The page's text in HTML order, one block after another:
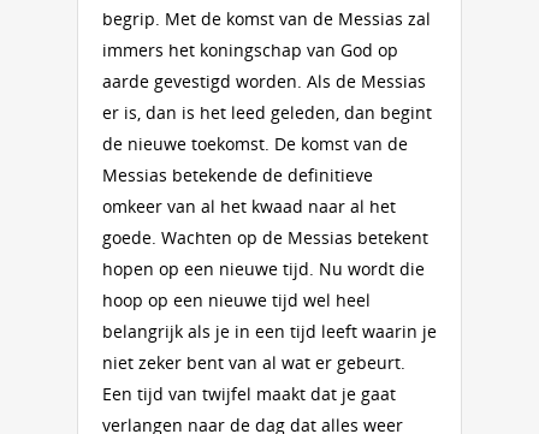
begrip. Met de komst van de Messias zal
immers het koningschap van God op
aarde gevestigd worden. Als de Messias
er is, dan is het leed geleden, dan begint
de nieuwe toekomst. De komst van de
Messias betekende de definitieve
omkeer van al het kwaad naar al het
goede. Wachten op de Messias betekent
hopen op een nieuwe tijd. Nu wordt die
hoop op een nieuwe tijd wel heel
belangrijk als je in een tijd leeft waarin je
niet zeker bent van al wat er gebeurt.
Een tijd van twijfel maakt dat je gaat
verlangen naar de dag dat alles weer